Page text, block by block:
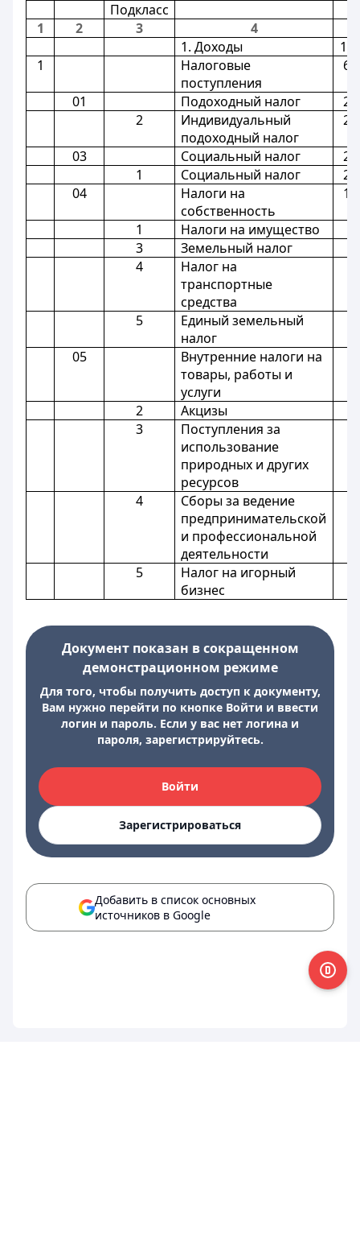
Подкласс
1
2 3
4
1. Доходы
1
Налоговые
поступления
01 Подоходный налог
2
Индивидуальный
подоходный налог
03 Социальный налог
1
Социальный налог
04
Налоги на
собственность
1 Налоги на имущество
3
Земельный налог
4
Налог на
транспортные
средства
5
Единый земельный
налог
05
Внутренние налоги на
товары, работы и
услуги
2 Акцизы
3
Поступления за
использование
природных и других
ресурсов
4
Сборы за ведение
предпринимательской
и профессиональной
деятельности
5
Налог на игорный
бизнес
Документ показан в сокращенном
демонстрационном режиме
Для того, чтобы получить доступ к документу,
Вам нужно перейти по кнопке Войти и ввести
логин и пароль. Если у вас нет логина и
пароля, зарегистрируйтесь.
Войти
Зарегистрироваться
Добавить в список основных
источников в Google